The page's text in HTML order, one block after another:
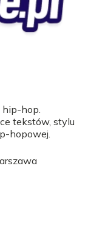
hip-hop.
tekstów, stylu
hopowej.